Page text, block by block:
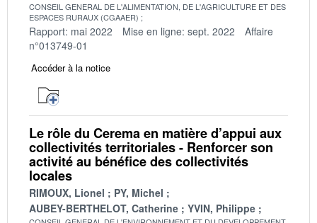
CONSEIL GENERAL DE L'ALIMENTATION, DE L'AGRICULTURE ET DES
ESPACES RURAUX (CGAAER)
Rapport: mai 2022 Mise en ligne: sept. 2022
Affaire
n°013749-01
Accéder à la notice
Le rôle du Cerema en matière d’appui aux
collectivités territoriales - Renforcer son
activité au bénéfice des collectivités
locales
RIMOUX, Lionel
PY, Michel
AUBEY-BERTHELOT, Catherine
YVIN, Philippe